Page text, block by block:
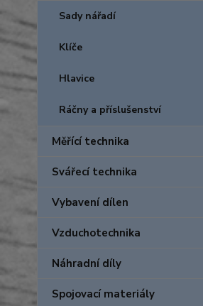
Sady nářadí
Klíče
Hlavice
Ráčny a příslušenství
Měřící technika
Svářecí technika
Vybavení dílen
Vzduchotechnika
Náhradní díly
Spojovací materiály